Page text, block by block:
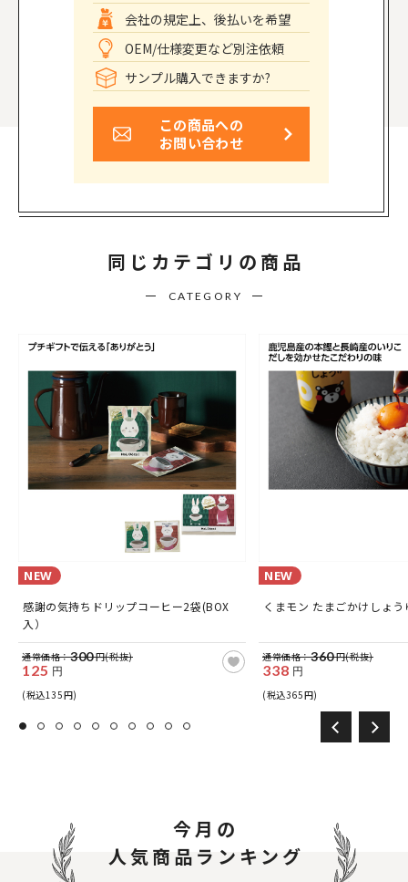
会社の規定上、後払いを希望
OEM/仕様変更など別注依頼
サンプル購入できますか?
この商品への
お問い合わせ
同じカテゴリの商品
CATEGORY
NEW
感謝の気持ちドリップコーヒー2袋(BOX
入）
通常価格：300円(税抜)
125 円
(税込135円)
NEW
くまモン たまごかけしょ
通常価格：360円(税抜)
338 円
(税込365円)
今月の
人気商品ランキング